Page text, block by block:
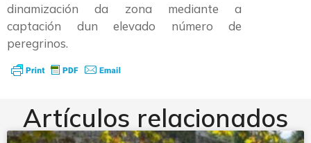
dinamización da zona mediante a
captación dun elevado número de
peregrinos.
Artículos relacionados